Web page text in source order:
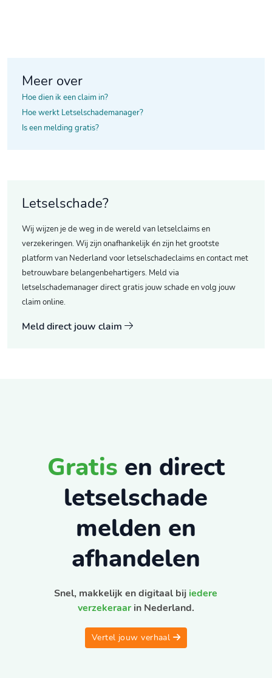
Meer over
Hoe dien ik een claim in?
Hoe werkt Letselschademanager?
Is een melding gratis?
Letselschade?
Wij wijzen je de weg in de wereld van letselclaims en
verzekeringen. Wij zijn onafhankelijk én zijn het grootste
platform van Nederland voor letselschadeclaims en contact met
betrouwbare belangenbehartigers. Meld via
letselschademanager direct gratis jouw schade en volg jouw
claim online.
Meld direct jouw claim
Gratis en direct
letselschade
melden en
afhandelen
Snel, makkelijk en digitaal bij iedere
verzekeraarin Nederland.
Vertel jouw verhaal